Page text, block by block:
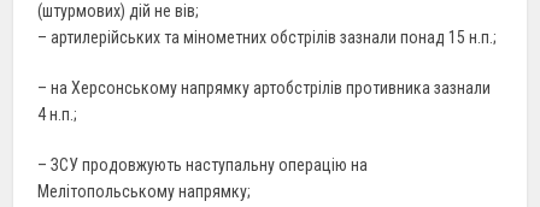
(штурмових) дій не вів;
– артилерійських та мінометних обстрілів зазнали понад 15 н.п.;
– на Херсонському напрямку артобстрілів противника зазнали
4 н.п.;
– ЗСУ продовжують наступальну операцію на
Мелітопольському напрямку;